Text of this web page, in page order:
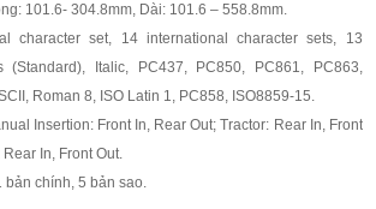
101.6- 304.8mm, Dài: 101.6 – 558.8mm.
character set, 14 international character sets, 13
(Standard), Italic, PC437, PC850, PC861, PC863,
Roman 8, ISO Latin 1, PC858, ISO8859-15.
Insertion: Front In, Rear Out; Tractor: Rear In, Front
In, Front Out.
bản chính, 5 bản sao.